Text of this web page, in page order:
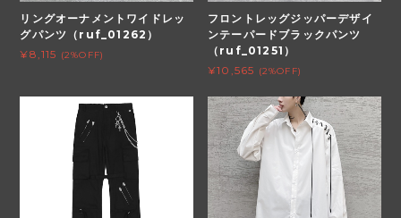
リングオーナメントワイドレッ
グパンツ（ruf_01262）
¥8,115 (2%OFF)
フロントレッグジッパーデザイ
ンテーパードブラックパンツ
（ruf_01251）
¥10,565 (2%OFF)